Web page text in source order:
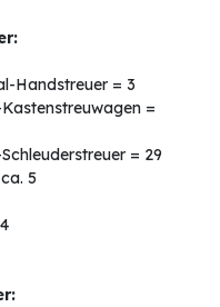
Handstreuer = 3
=
= 29
5